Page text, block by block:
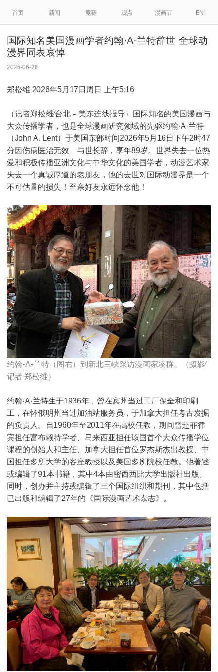
首页 新闻 竞赛 观点 漫画节 EN
国际知名美国漫画学者约翰·A·兰特辞世 全球动
漫界同表哀悼
2026-06-28
郑松维 2026年5月17日周日 上午5:16
（记者郑松维∕台北－美东连线报导）国际知名的美国漫画与
大众传播学者，也是全球漫画研究领域的先驱约翰·A·兰特
（John A. Lent）于美国东部时间2026年5月16日下午2时47
分因伤病医治无效，与世长辞，享年89岁。世界失去一位热
爱和积极传播亚洲文化与中华文化的美国学者，动漫艺术家
失去一个真诚厚道的老朋友，他的去世对国际动漫界是一个
不可估量的损失！至亲好友永远怀念他！
约翰•A•兰特（图右）到新北三峡采访漫画家凌群。（摄影∕
记者 郑松维）
约翰·A·兰特生于1936年，曾在宾州当过工厂保全和印刷
工，在怀俄明州当过加油站服务员，于加拿大担任考古发掘
的负责人。自1960年至2011年在高校任教，期间曾赴菲律
宾担任富布赖特学者、马来西亚担任该国首个大众传播学位
课程的创始人和主任、加拿大担任首位罗杰斯杰出教授、中
国担任多所大学的客座教授以及美国多所院校任教。他著述
或编辑了91本书籍，其中4本由密西西比大学出版社出版。
同时，创办并主持或编辑了三个国际组织和期刊，其中包括
已出版和编辑了27年的《国际漫画艺术杂志》。